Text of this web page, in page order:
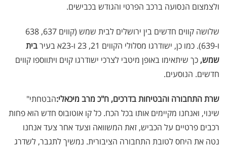
ולצמצום הנסועה ברכב הפרטי והגודש בכבישים.
שלושה קווים חדשים בין ירושלים לבית שמש (קווים 637, 638
ו-639). כמו כן, ישודרגו מסלולי הקווים 21, 23 ו-23א בעיר
בית
שמש, כך שיתאימו באופן מיטבי לצרכי ישודרגו קוים ויתווספו קווים
חדשים. הנוסעים.
שרת התחבורה והבטיחות בדרכים, ח"כ מרב מיכאלי:
"הבטחתי
שינוי, ואנחנו מקיימים אותו בכל הכח. כל קו אוטובוס חדש הוא פחות
רכבים פרטיים על הכביש, זאת המשוואה וצעד אחר צעד אנחנו
נטה את היחס לטובת התחבורה הציבורית. נמשיך לתגבר, לשדרג